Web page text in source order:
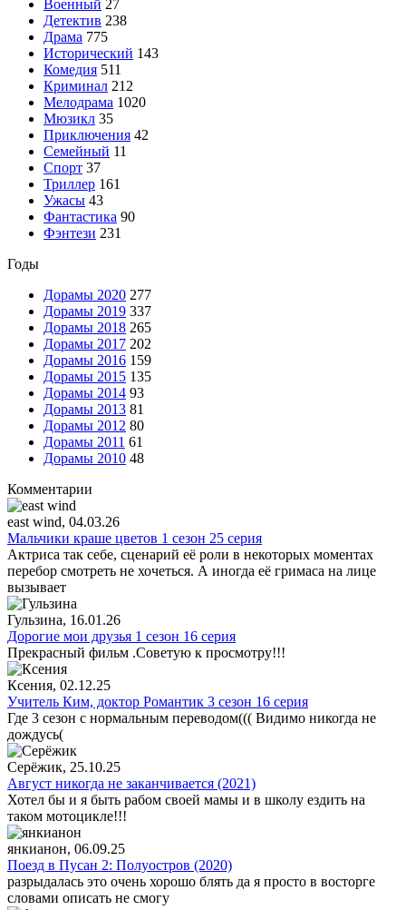
Военный 27
Детектив 238
Драма 775
Исторический 143
Комедия 511
Криминал 212
Мелодрама 1020
Мюзикл 35
Приключения 42
Семейный 11
Спорт 37
Триллер 161
Ужасы 43
Фантастика 90
Фэнтези 231
Годы
Дорамы 2020 277
Дорамы 2019 337
Дорамы 2018 265
Дорамы 2017 202
Дорамы 2016 159
Дорамы 2015 135
Дорамы 2014 93
Дорамы 2013 81
Дорамы 2012 80
Дорамы 2011 61
Дорамы 2010 48
Комментарии
east wind, 04.03.26
Мальчики краше цветов 1 сезон 25 серия
Актриса так себе, сценарий её роли в некоторых моментах
перебор смотреть не хочеться. А иногда её гримаса на лице
вызывает
Гульзина, 16.01.26
Дорогие мои друзья 1 сезон 16 серия
Прекрасный фильм .Советую к просмотру!!!
Ксения, 02.12.25
Учитель Ким, доктор Романтик 3 сезон 16 серия
Где 3 сезон с нормальным переводом((( Видимо никогда не
дождусь(
Серёжик, 25.10.25
Август никогда не заканчивается (2021)
Хотел бы и я быть рабом своей мамы и в школу ездить на
таком мотоцикле!!!
янкианон, 06.09.25
Поезд в Пусан 2: Полуостров (2020)
разрыдалась это очень хорошо блять да я просто в восторге
словами описать не смогу